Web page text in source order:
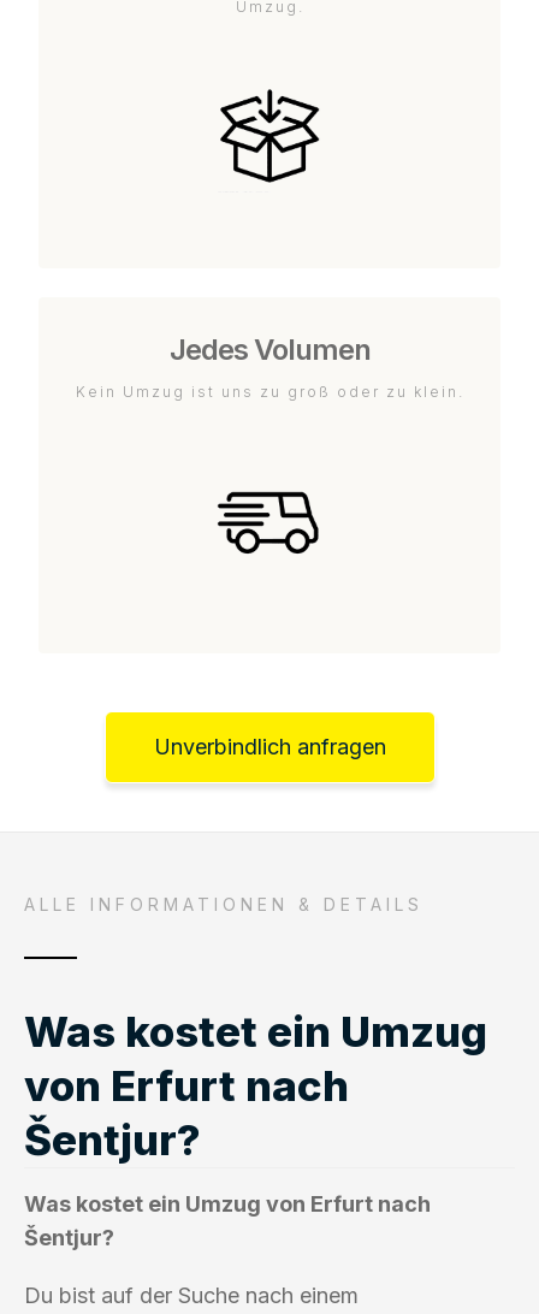
Umzug.
Jedes Volumen
Kein Umzug ist uns zu groß oder zu klein.
Unverbindlich anfragen
ALLE INFORMATIONEN & DETAILS
Was kostet ein Umzug
von Erfurt nach
Šentjur?
Was kostet ein Umzug von Erfurt nach
Šentjur?
Du bist auf der Suche nach einem